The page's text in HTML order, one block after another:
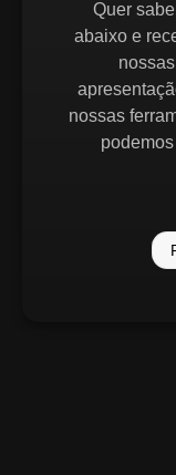
Quer
abaixo e
nossas